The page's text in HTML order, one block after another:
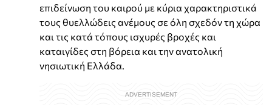
επιδείνωση του καιρού με κύρια χαρακτηριστικά
τους θυελλώδεις ανέμους σε όλη σχεδόν τη χώρα
και τις κατά τόπους ισχυρές βροχές και
καταιγίδες στη βόρεια και την ανατολική
νησιωτική Ελλάδα.